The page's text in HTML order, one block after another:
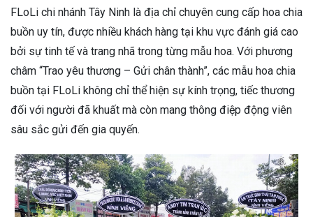
FLoLi chi nhánh Tây Ninh là địa chỉ chuyên cung cấp hoa chia
buồn uy tín, được nhiều khách hàng tại khu vực đánh giá cao
bởi sự tinh tế và trang nhã trong từng mẫu hoa. Với phương
châm “Trao yêu thương – Gửi chân thành”, các mẫu hoa chia
buồn tại FLoLi không chỉ thể hiện sự kính trọng, tiếc thương
đối với người đã khuất mà còn mang thông điệp động viên
sâu sắc gửi đến gia quyến.